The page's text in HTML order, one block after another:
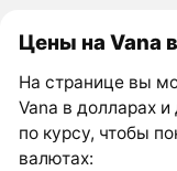
Цены на Vana
На странице вы
Vana в долларах
по курсу, чтобы
валютах: